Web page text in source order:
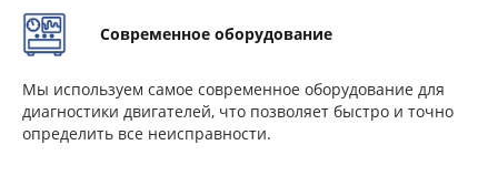
Современное оборудование
Мы используем самое современное оборудование для
диагностики двигателей, что позволяет быстро и точно
определить все неисправности.